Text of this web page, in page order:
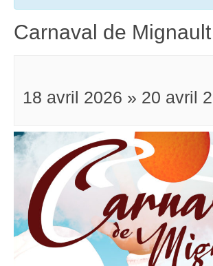
Carnaval de Mignault
18 avril 2026 » 20 avril